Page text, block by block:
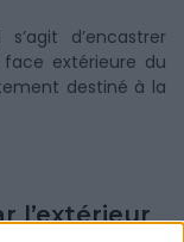
d’encastrer
face extérieure du
destiné à la
l’extérieur